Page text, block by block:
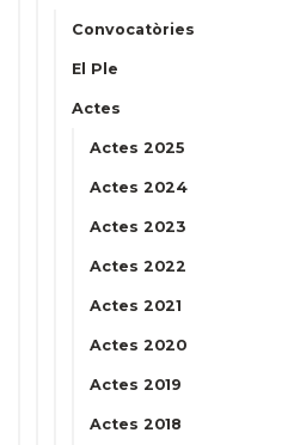
Convocatòries
El Ple
Actes
Actes 2025
Actes 2024
Actes 2023
Actes 2022
Actes 2021
Actes 2020
Actes 2019
Actes 2018